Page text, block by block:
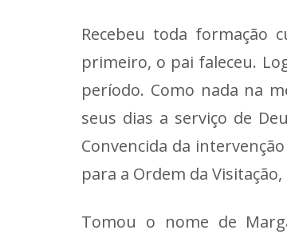
Recebeu toda formação
primeiro, o pai faleceu.
período. Como nada na
seus dias a serviço de
Convencida da
para a Ordem da
Tomou o nome de